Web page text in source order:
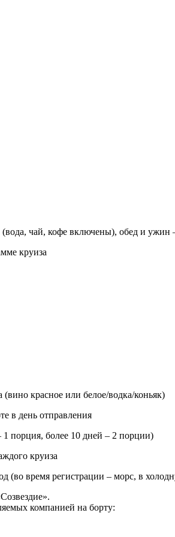
(вода, чай, кофе включены), обед и
круиза
красное или белое/водка/коньяк)
в день отправления
порция, более 10 дней – 2 порции)
круиза
(во время регистрации – морс, в
компанией на борту: